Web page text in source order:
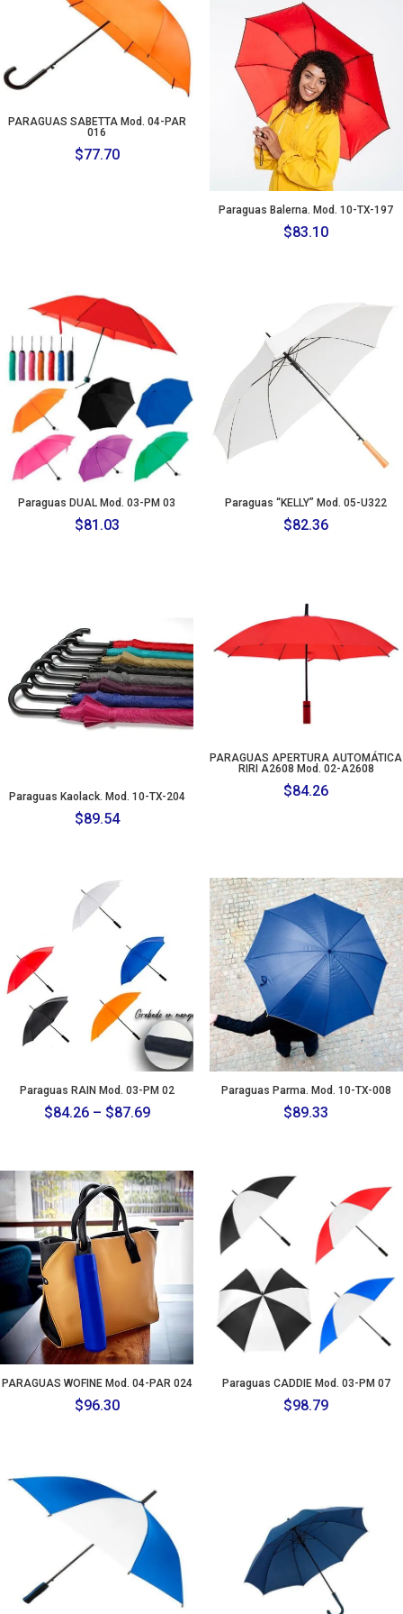
PARAGUAS SABETTA Mod. 04-PAR
016
$77.70
Paraguas Balerna. Mod. 10-TX-197
$83.10
Paraguas DUAL Mod. 03-PM 03
$81.03
Paraguas “KELLY” Mod. 05-U322
$82.36
Paraguas Kaolack. Mod. 10-TX-204
$89.54
PARAGUAS APERTURA AUTOMÁTICA
RIRI A2608 Mod. 02-A2608
$84.26
Paraguas RAIN Mod. 03-PM 02
$84.26 – $87.69Price
through
$87.69
Paraguas Parma. Mod. 10-TX-008
$89.33
PARAGUAS WOFINE Mod. 04-PAR 024
$96.30
Paraguas CADDIE Mod. 03-PM 07
$98.79